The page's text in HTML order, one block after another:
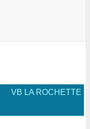
VB LA ROCHETTE